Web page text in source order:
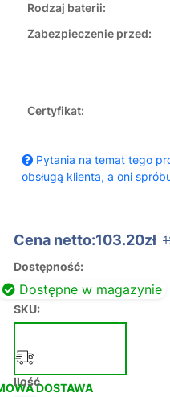
Rodzaj baterii:
Zabezpieczenie przed:
Certyfikat:
Pytania na temat tego
obsługą klienta, a oni
Cena netto:103.20zł
Dostępność:
Dostępne w magazynie
SKU:
DOSTAWA
Ilość